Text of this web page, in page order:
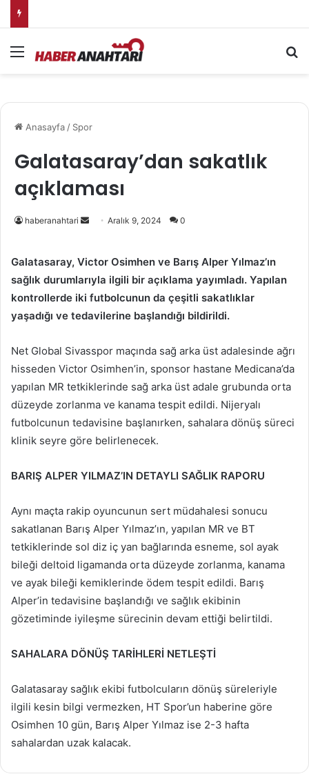
Menü
Anasayfa/ Spor
Galatasaray’dan sakatlık
açıklaması
haberanahtari
Bir
göndermek
Aralık 9, 2024 0
Galatasaray, Victor Osimhen ve Barış Alper Yılmaz’ın
sağlık durumlarıyla ilgili bir açıklama yayımladı. Yapılan
kontrollerde iki futbolcunun da çeşitli sakatlıklar
yaşadığı ve tedavilerine başlandığı bildirildi.
Net Global Sivasspor maçında sağ arka üst adalesinde ağrı
hisseden Victor Osimhen’in, sponsor hastane Medicana’da
yapılan MR tetkiklerinde sağ arka üst adale grubunda orta
düzeyde zorlanma ve kanama tespit edildi. Nijeryalı
futbolcunun tedavisine başlanırken, sahalara dönüş süreci
klinik seyre göre belirlenecek.
BARIŞ ALPER YILMAZ’IN DETAYLI SAĞLIK RAPORU
Aynı maçta rakip oyuncunun sert müdahalesi sonucu
sakatlanan Barış Alper Yılmaz’ın, yapılan MR ve BT
tetkiklerinde sol diz iç yan bağlarında esneme, sol ayak
bileği deltoid ligamanda orta düzeyde zorlanma, kanama
ve ayak bileği kemiklerinde ödem tespit edildi. Barış
Alper’in tedavisine başlandığı ve sağlık ekibinin
gözetiminde iyileşme sürecinin devam ettiği belirtildi.
SAHALARA DÖNÜŞ TARİHLERİ NETLEŞTİ
Galatasaray sağlık ekibi futbolcuların dönüş süreleriyle
ilgili kesin bilgi vermezken, HT Spor’un haberine göre
Osimhen 10 gün, Barış Alper Yılmaz ise 2-3 hafta
sahalardan uzak kalacak.